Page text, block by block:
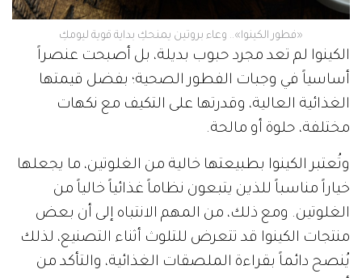
«فطور الكينوا».. وعاء بروتين يمنحكِ بداية قوية ليومكِ
الكينوا لم تعد مجرد حبوب بديلة، بل أصبحت عنصراً
أساسياً في وجبات الفطور الصحية؛ بفضل قيمتها
الغذائية العالية، وقدرتها على التكيف مع نكهات
مختلفة، حلوة أو مالحة.
وتُعتبر الكينوا بطبيعتها خالية من الغلوتين، ما يجعلها
خياراً مناسباً للذين يتبعون نظاماً غذائياً خالياً من
الغلوتين. ومع ذلك، من المهم الانتباه إلى أن بعض
منتجات الكينوا قد تتعرض للتلوث أثناء التصنيع، لذلك
يُنصح دائماً بقراءة الملصقات الغذائية، والتأكد من